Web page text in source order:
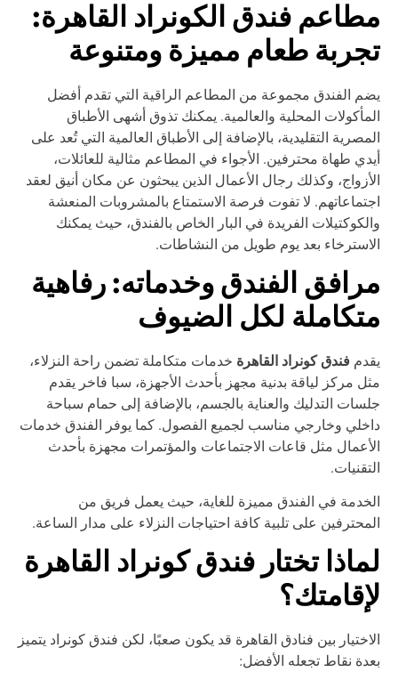
فندق الكونراد القاهرة:
طعام مميزة ومتنوعة
الفندق مجموعة من المطاعم الراقية التي تقدم أفضل
المحلية والعالمية. يمكنك تذوق أشهى الأطباق
التقليدية، بالإضافة إلى الأطباق العالمية التي تُعد على
طهاة محترفين. الأجواء في المطاعم مثالية للعائلات،
وكذلك رجال الأعمال الذين يبحثون عن مكان أنيق لعقد
لا تفوت فرصة الاستمتاع بالمشروبات المنعشة
الفريدة في البار الخاص بالفندق، حيث يمكنك
بعد يوم طويل من النشاطات.
الفندق وخدماته: رفاهية
لكل الضيوف
فندق كونراد القاهرةخدمات متكاملة تضمن راحة النزلاء،
مركز لياقة بدنية مجهز بأحدث الأجهزة، سبا فاخر يقدم
التدليك والعناية بالجسم، بالإضافة إلى حمام سباحة
وخارجي مناسب لجميع الفصول. كما يوفر الفندق خدمات
مثل قاعات الاجتماعات والمؤتمرات مجهزة بأحدث
في الفندق مميزة للغاية، حيث يعمل فريق من
على تلبية كافة احتياجات النزلاء على مدار الساعة.
تختار فندق كونراد القاهرة
بين فنادق القاهرة قد يكون صعبًا، لكن فندق كونراد يتميز
نقاط تجعله الأفضل: